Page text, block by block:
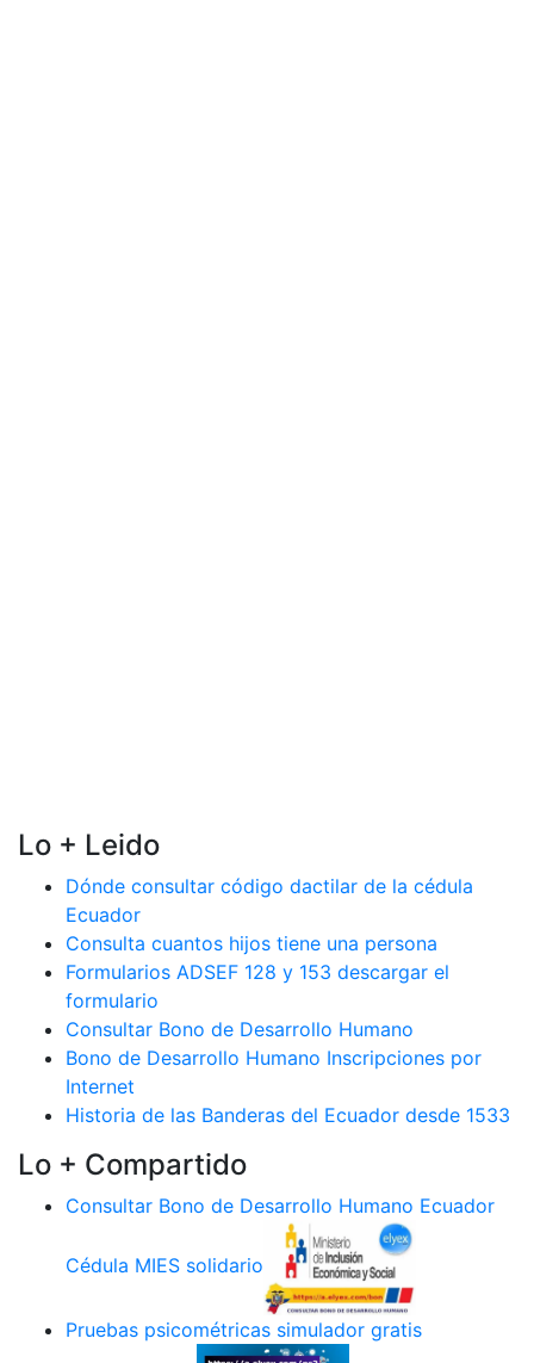
Lo + Leido
Dónde consultar código dactilar de la cédula
Ecuador
Consulta cuantos hijos tiene una persona
Formularios ADSEF 128 y 153 descargar el
formulario
Consultar Bono de Desarrollo Humano
Bono de Desarrollo Humano Inscripciones por
Internet
Historia de las Banderas del Ecuador desde 1533
Lo + Compartido
Consultar Bono de Desarrollo Humano Ecuador
Cédula MIES solidario
Pruebas psicométricas simulador gratis